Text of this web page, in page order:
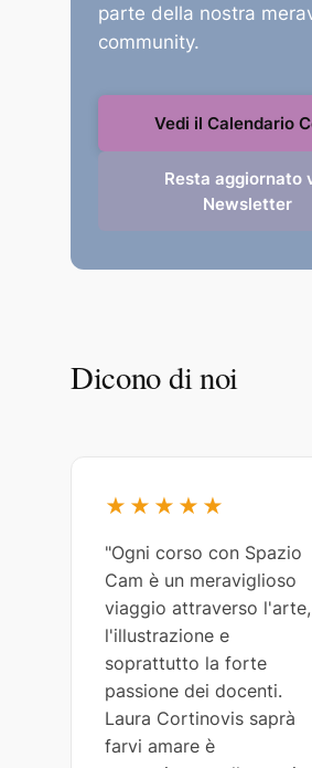
parte della nostra
community.
Vedi il Calendario
Resta aggiornato
Newsletter
Dicono di noi
★★★★★
"Ogni corso con Spazio
Cam è un meraviglioso
viaggio attraverso l'arte,
l'illustrazione e
soprattutto la forte
passione dei docenti.
Laura Cortinovis saprà
farvi amare è